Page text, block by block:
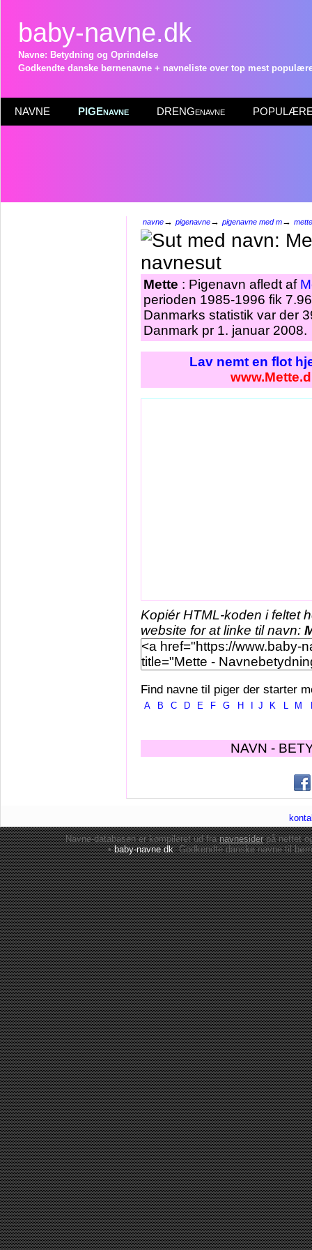
baby-navne.dk
Navne: Betydning og Oprindelse
Godkendte danske børnenavne + navneliste over top mest
NAVNE PIGEnavne DRENGenavne POPULÆRE
navne→ pigenavne→ pigenavne med m→ mette
Mette : Pigenavn afledt af
perioden 1985-1996 fik
Danmarks statistik var der
Danmark pr 1. januar 2008.
Lav nemt en flot
Kopiér HTML-koden i feltet
website for at linke til navn:
Find navne til piger der starter
A B C D E F G H J K L M
NAVN -
Navne-databasen er kompileret ud franavnesiderpå nettet
•baby-navne.dk: Godkendte danskenavne til børn